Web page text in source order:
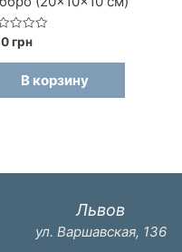
грн
В корзину
Львов
ул. Варшавская, 136